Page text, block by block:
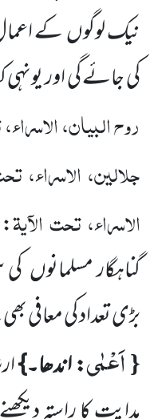
نیک لوگوںکے
کی جائے گی اور یونہی
روح البیان،
جلالین، الاسراء،
الاسراء، تحت الآیۃ:
گناہگار مسلمانوں
بڑی تعداد کی معافی
{اَعْمٰى: اندھا۔}